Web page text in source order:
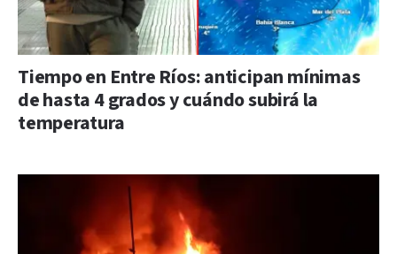
Tiempo en Entre Ríos: anticipan mínimas
de hasta 4 grados y cuándo subirá la
temperatura